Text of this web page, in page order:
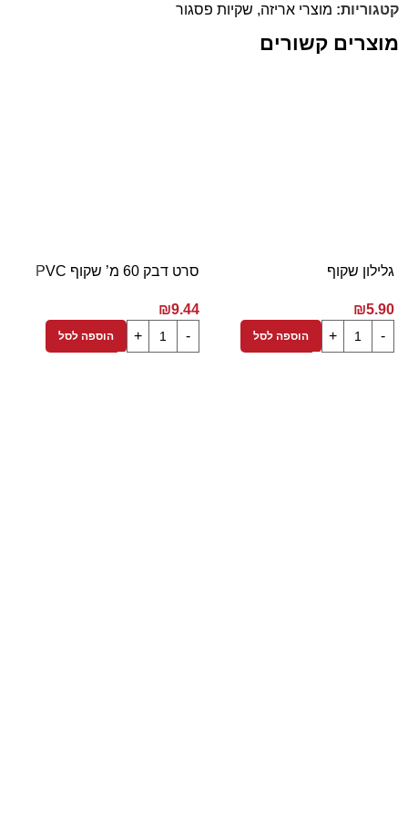
קטגוריות: מוצרי אריזה, שקיות פסגור
מוצרים קשורים
גלילון שקוף
₪5.90
הוספה לסל
סרט דבק 60 מ’ שקוף PVC
₪9.44
הוספה לסל